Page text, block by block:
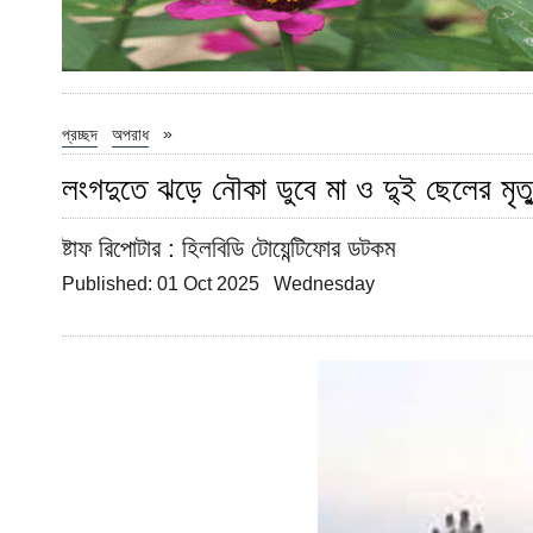
প্রচ্ছদ »
অপরাধ
লংগদুতে ঝড়ে নৌকা ডুবে মা ও দু্ই ছেলের
ষ্টাফ রিপোটার: হিলবিডি টোয়েন্টিফোর ডটকম
Published: 01 Oct 2025 Wednesday